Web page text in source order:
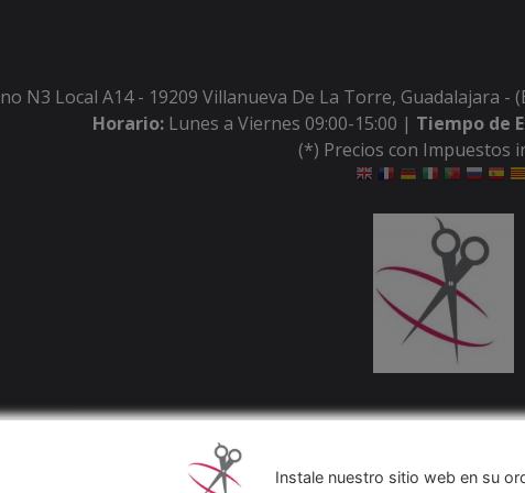
N3 Local A14 - 19209 Villanueva De La Torre, Guadalajara
Horario: Lunes a Viernes 09:00-15:00 | Tiempo de
(*) Precios con Impuestos
Instale nuestro sitio web en su